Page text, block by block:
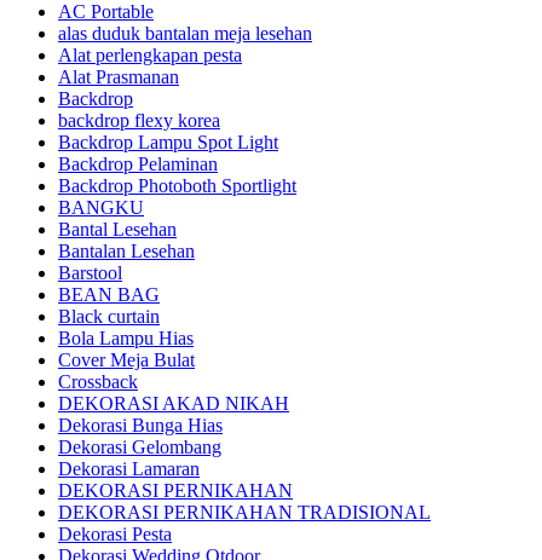
AC Portable
alas duduk bantalan meja lesehan
Alat perlengkapan pesta
Alat Prasmanan
Backdrop
backdrop flexy korea
Backdrop Lampu Spot Light
Backdrop Pelaminan
Backdrop Photoboth Sportlight
BANGKU
Bantal Lesehan
Bantalan Lesehan
Barstool
BEAN BAG
Black curtain
Bola Lampu Hias
Cover Meja Bulat
Crossback
DEKORASI AKAD NIKAH
Dekorasi Bunga Hias
Dekorasi Gelombang
Dekorasi Lamaran
DEKORASI PERNIKAHAN
DEKORASI PERNIKAHAN TRADISIONAL
Dekorasi Pesta